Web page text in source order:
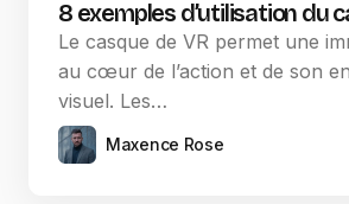
8 exemples d’utilisation du
Le casque de VR permet une
au cœur de l’action et de son
visuel. Les…
Maxence Rose